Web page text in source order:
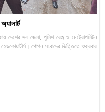
দেশের সব জেলা, পুলিশ রেঞ্জ ও মেট্রোপলিটন
গোপন সংবাদের ভিত্তিতে শুক্রবার